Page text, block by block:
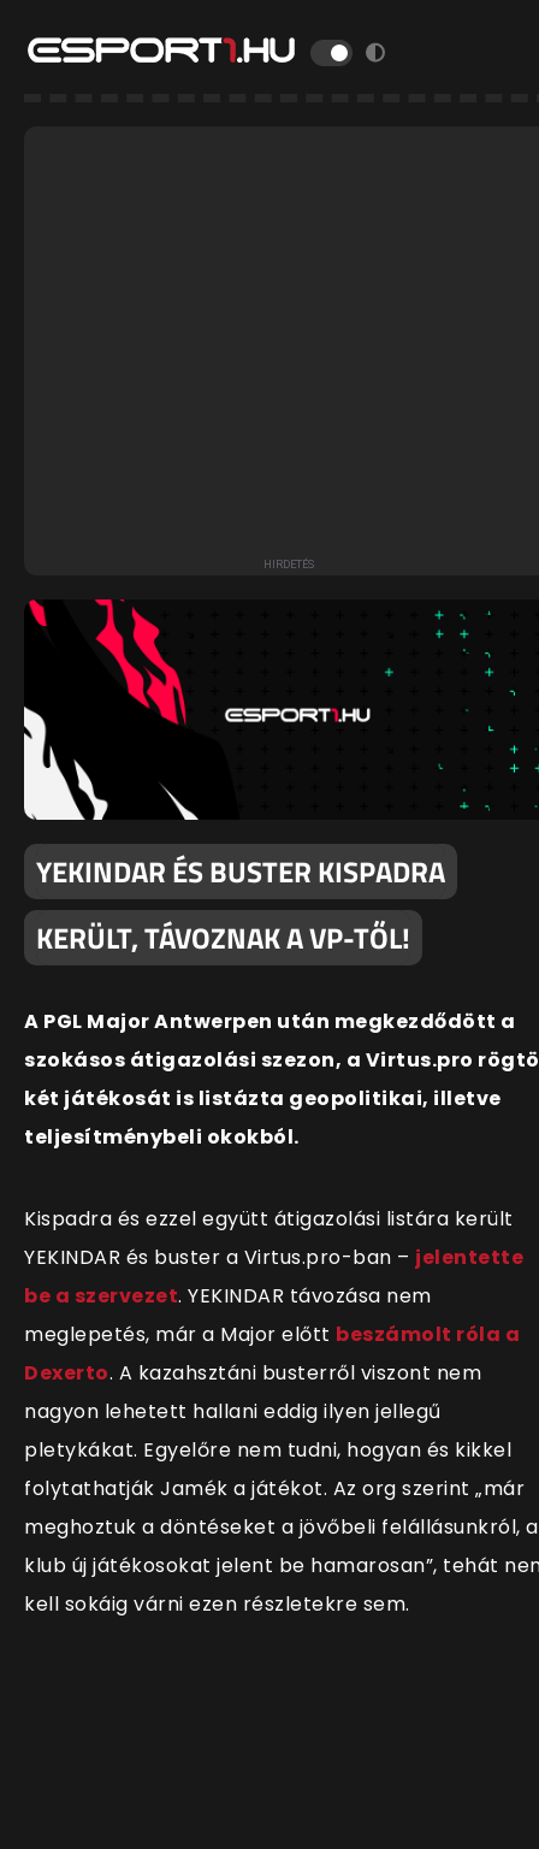
YEKINDAR ÉS BUSTER KISPADRA
KERÜLT, TÁVOZNAK A VP-TŐL!
A PGL Major Antwerpen után megkezdődött a
szokásos átigazolási szezon, a Virtus.pro
két játékosát is listázta geopolitikai, illetve
teljesítménybeli okokból.
Kispadra és ezzel együtt átigazolási listára került
YEKINDAR és buster a Virtus.pro-ban – jelentette
be a szervezet. YEKINDAR távozása nem
meglepetés, már a Major előtt beszámolt róla a
Dexerto. A kazahsztáni busterről viszont nem
nagyon lehetett hallani eddig ilyen jellegű
pletykákat. Egyelőre nem tudni, hogyan és kikkel
folytathatják Jamék a játékot. Az org szerint „már
meghoztuk a döntéseket a jövőbeli felállásunkról, a
klub új játékosokat jelent be hamarosan”, tehát
kell sokáig várni ezen részletekre sem.